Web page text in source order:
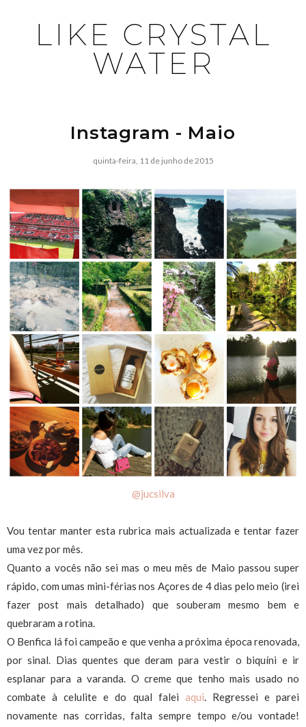
LIKE CRYSTAL
WATER
Instagram - Maio
quinta-feira, 11 de junho de 2015
@jucsilva
Vou tentar manter esta rubrica mais actualizada e tentar fazer
uma vez por mês.
Quanto a vocês não sei mas o meu mês de Maio passou super
rápido, com umas mini-férias nos Açores de 4 dias pelo meio (irei
fazer post mais detalhado) que souberam mesmo bem e
quebraram a rotina.
O Benfica lá foi campeão e que venha a próxima época renovada,
por sinal. Dias quentes que deram para vestir o biquíni e ir
esplanar para a varanda. O creme que tenho mais usado no
combate à celulite e do qual falei aqui. Regressei e parei
novamente nas corridas, falta sempre tempo e/ou vontade!